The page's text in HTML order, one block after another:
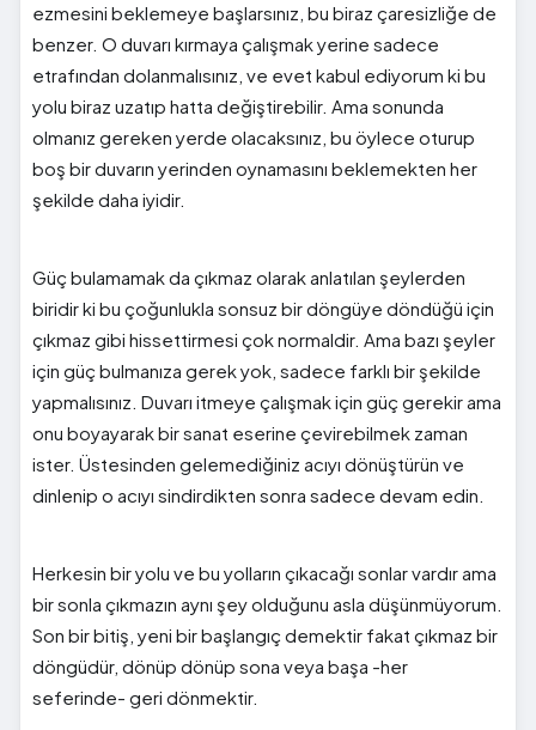
ezmesini beklemeye başlarsınız, bu biraz çaresizliğe de
benzer. O duvarı kırmaya çalışmak yerine sadece
etrafından dolanmalısınız, ve evet kabul ediyorum ki bu
yolu biraz uzatıp hatta değiştirebilir. Ama sonunda
olmanız gereken yerde olacaksınız, bu öylece oturup
boş bir duvarın yerinden oynamasını beklemekten her
şekilde daha iyidir.
Güç bulamamak da çıkmaz olarak anlatılan şeylerden
biridir ki bu çoğunlukla sonsuz bir döngüye döndüğü için
çıkmaz gibi hissettirmesi çok normaldir. Ama bazı şeyler
için güç bulmanıza gerek yok, sadece farklı bir şekilde
yapmalısınız. Duvarı itmeye çalışmak için güç gerekir ama
onu boyayarak bir sanat eserine çevirebilmek zaman
ister. Üstesinden gelemediğiniz acıyı dönüştürün ve
dinlenip o acıyı sindirdikten sonra sadece devam edin.
Herkesin bir yolu ve bu yolların çıkacağı sonlar vardır ama
bir sonla çıkmazın aynı şey olduğunu asla düşünmüyorum.
Son bir bitiş, yeni bir başlangıç demektir fakat çıkmaz bir
döngüdür, dönüp dönüp sona veya başa -her
seferinde- geri dönmektir.